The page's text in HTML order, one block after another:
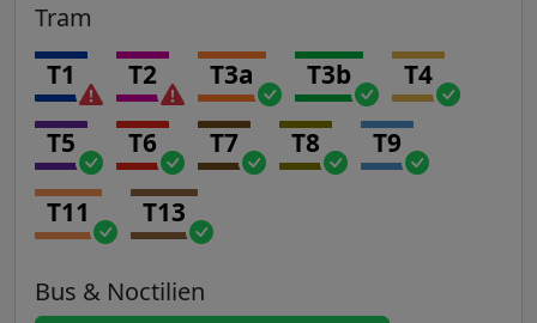
Tram
T1 T2 T3a T3b T4
T5 T6 T7 T8 T9
T11 T13
Bus & Noctilien